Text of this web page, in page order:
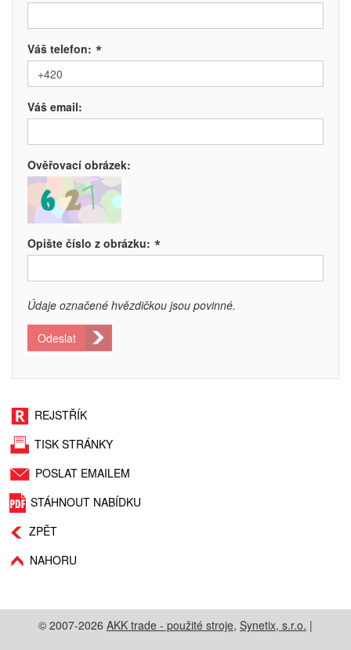
Váš telefon: *
Váš email:
Ověřovací obrázek:
Opište číslo z obrázku: *
Údaje označené hvězdičkou jsou povinné.
Odeslat
REJSTŘÍK
TISK STRÁNKY
POSLAT EMAILEM
STÁHNOUT NABÍDKU
ZPĚT
NAHORU
© 2007-2026 AKK trade - použité stroje, Synetix, s.r.o. |